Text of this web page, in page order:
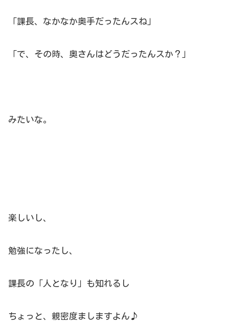
「課長、なかなか奥手だったんスね」
「で、その時、奥さんはどうだったんスか？」
みたいな。
楽しいし、
勉強になったし、
課長の「人となり」も知れるし
ちょっと、親密度ましますよん♪